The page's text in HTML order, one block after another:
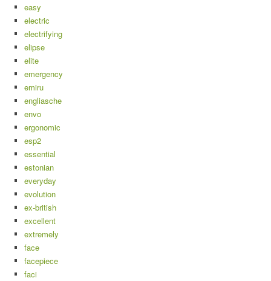
easy
electric
electrifying
elipse
elite
emergency
emiru
engliasche
envo
ergonomic
esp2
essential
estonian
everyday
evolution
ex-british
excellent
extremely
face
facepiece
faci